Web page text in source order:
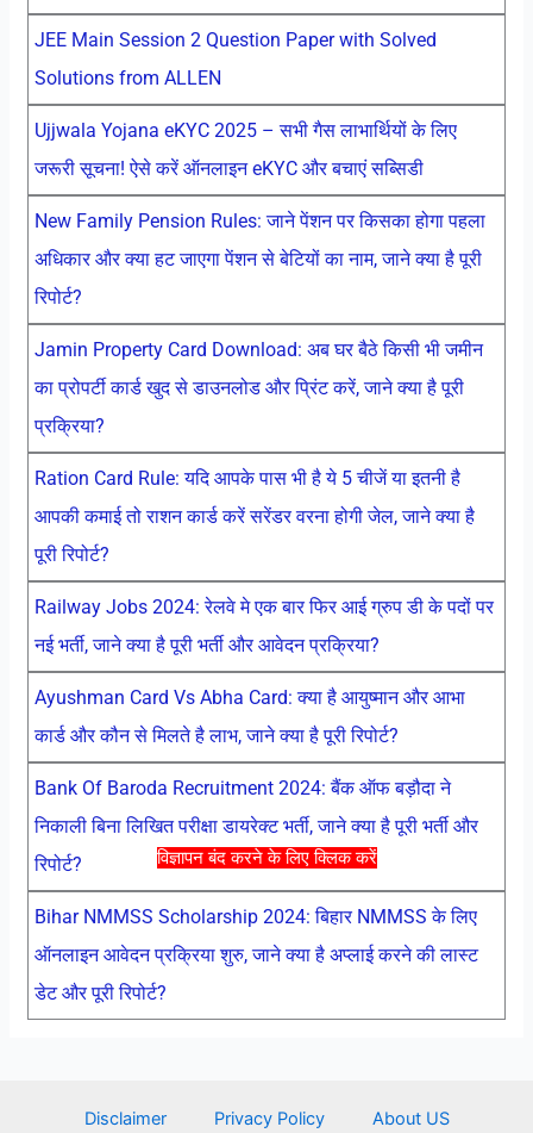
विज्ञापन बंद करने के लिए क्लिक करें
JEE Main Session 2 Question Paper with Solved
Solutions from ALLEN
Ujjwala Yojana eKYC 2025 – सभी गैस लाभार्थियों के लिए
जरूरी सूचना! ऐसे करें ऑनलाइन eKYC और बचाएं सब्सिडी
New Family Pension Rules: जाने पेंशन पर किसका होगा पहला
अधिकार और क्या हट जाएगा पेंशन से बेटियों का नाम, जाने क्या है पूरी
रिपोर्ट?
Jamin Property Card Download: अब घर बैठे किसी भी जमीन
का प्रोपर्टी कार्ड खुद से डाउनलोड और प्रिंट करें, जाने क्या है पूरी
प्रक्रिया?
Ration Card Rule: यदि आपके पास भी है ये 5 चीजें या इतनी है
आपकी कमाई तो राशन कार्ड करें सरेंडर वरना होगी जेल, जाने क्या है
पूरी रिपोर्ट?
Railway Jobs 2024: रेलवे मे एक बार फिर आई ग्रुप डी के पदों पर
नई भर्ती, जाने क्या है पूरी भर्ती और आवेदन प्रक्रिया?
Ayushman Card Vs Abha Card: क्या है आयुष्मान और आभा
कार्ड और कौन से मिलते है लाभ, जाने क्या है पूरी रिपोर्ट?
Bank Of Baroda Recruitment 2024: बैंक ऑफ बड़ौदा ने
निकाली बिना लिखित परीक्षा डायरेक्ट भर्ती, जाने क्या है पूरी भर्ती और
रिपोर्ट?
Bihar NMMSS Scholarship 2024: बिहार NMMSS के लिए
ऑनलाइन आवेदन प्रक्रिया शुरु, जाने क्या है अप्लाई करने की लास्ट
डेट और पूरी रिपोर्ट?
Disclaimer Privacy Policy About US